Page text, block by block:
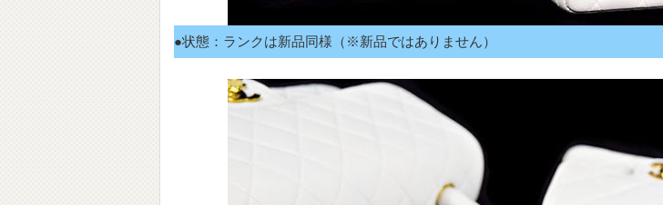
●状態：ランクは新品同様（※新品ではありません）